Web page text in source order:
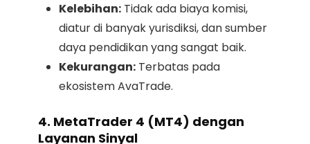
Kelebihan: Tidak ada biaya komisi,
diatur di banyak yurisdiksi, dan sumber
daya pendidikan yang sangat baik.
Kekurangan: Terbatas pada
ekosistem AvaTrade.
4. MetaTrader 4 (MT4) dengan
Layanan Sinyal